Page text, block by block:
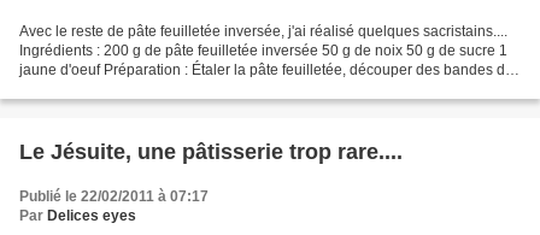
Avec le reste de pâte feuilletée inversée, j'ai réalisé quelques sacristains....
Ingrédients : 200 g de pâte feuilletée inversée 50 g de noix 50 g de sucre 1
jaune d'oeuf Préparation : Étaler la pâte feuilletée, découper des bandes de
Le Jésuite, une pâtisserie trop rare....
Publié le 22/02/2011 à 07:17
Par Delices eyes